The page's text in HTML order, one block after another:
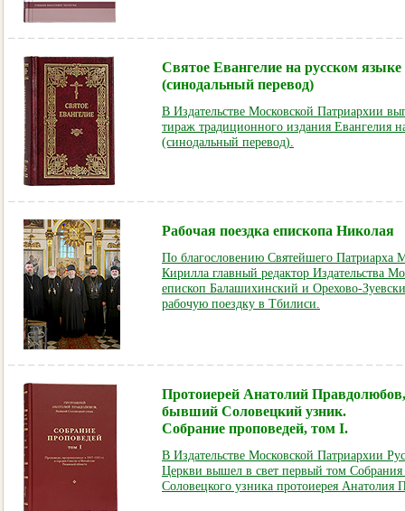
Святое Евангелие на русском языке
(cинодальный перевод)
В Издательстве Московской Патриархии
тираж традиционного издания Евангелия
(cинодальный перевод).
Рабочая поездка епископа Николая
По благословению Святейшего Патриарха
Кирилла главный редактор Издательства
епископ Балашихинский и Орехово-
рабочую поездку в Тбилиси.
Протоиерей Анатолий Правдолюбов,
бывший Соловецкий узник.
Собрание проповедей, том I.
В Издательстве Московской Патриархии
Церкви вышел в свет первый том
Соловецкого узника протоиерея Анатолия